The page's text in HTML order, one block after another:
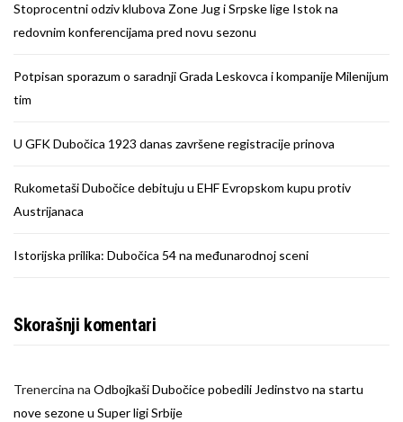
Stoprocentni odziv klubova Zone Jug i Srpske lige Istok na
redovnim konferencijama pred novu sezonu
Potpisan sporazum o saradnji Grada Leskovca i kompanije Milenijum
tim
U GFK Dubočica 1923 danas završene registracije prinova
Rukometaši Dubočice debituju u EHF Evropskom kupu protiv
Austrijanaca
Istorijska prilika: Dubočica 54 na međunarodnoj sceni
Skorašnji komentari
Trenercina na Odbojkaši Dubočice pobedili Jedinstvo na startu
nove sezone u Super ligi Srbije